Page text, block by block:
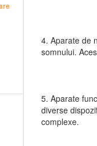
4. Aparate de
somnului.
5. Aparate
diverse
complexe.